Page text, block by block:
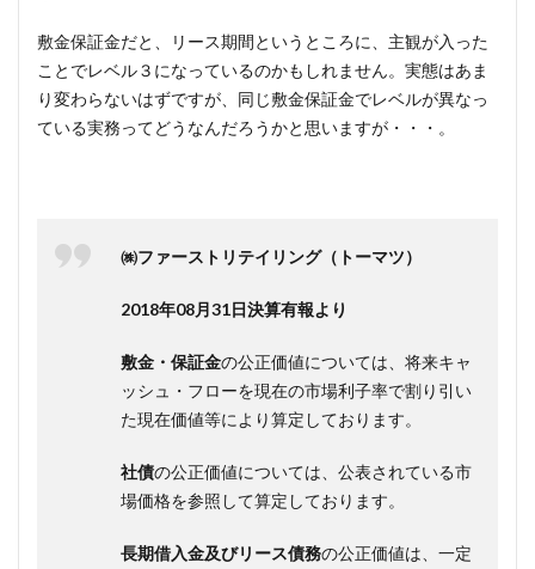
敷金保証金だと、リース期間というところに、主観が入った
ことでレベル３になっているのかもしれません。実態はあま
り変わらないはずですが、同じ敷金保証金でレベルが異なっ
ている実務ってどうなんだろうかと思いますが・・・。
㈱ファーストリテイリング（トーマツ）
2018年08月31日決算有報より
敷金・保証金の公正価値については、将来キャ
ッシュ・フローを現在の市場利子率で割り引い
た現在価値等により算定しております。
社債の公正価値については、公表されている市
場価格を参照して算定しております。
長期借入金及びリース債務の公正価値は、一定